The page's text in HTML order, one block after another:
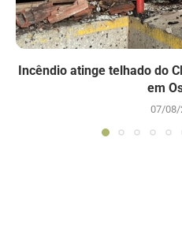
Incêndio atinge telhado do
em
07/08/